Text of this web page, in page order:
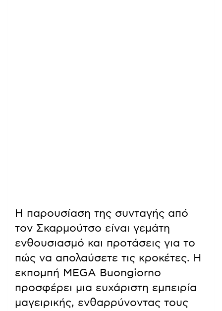
Η παρουσίαση της συνταγής από
τον Σκαρμούτσο είναι γεμάτη
ενθουσιασμό και προτάσεις για το
πώς να απολαύσετε τις κροκέτες. Η
εκπομπή MEGA Buongiorno
προσφέρει μια ευχάριστη εμπειρία
μαγειρικής, ενθαρρύνοντας τους